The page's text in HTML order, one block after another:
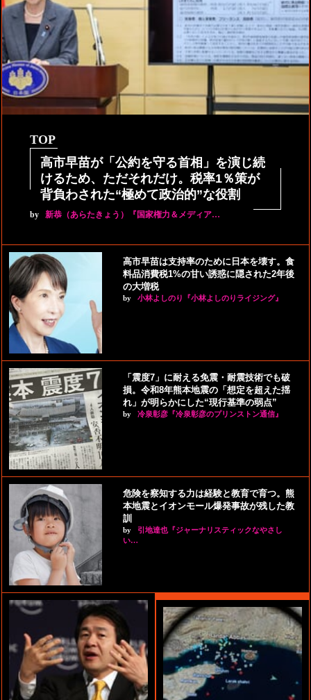
TOP
高市早苗が「公約を守る首相」を演じ続
けるため、ただそれだけ。税率1％策が
背負わされた“極めて政治的”な役割
by 新恭（あらたきょう）『国家権力＆メディア…
高市早苗は支持率のために日本を壊す。食
料品消費税1%の甘い誘惑に隠された2年後
の大増税
by 小林よしのり『小林よしのりライジング』
「震度7」に耐える免震・耐震技術でも破
損。令和8年熊本地震の「想定を超えた揺
れ」が明らかにした“現行基準の弱点”
by 冷泉彰彦『冷泉彰彦のプリンストン通信』
危険を察知する力は経験と教育で育つ。熊
本地震とイオンモール爆発事故が残した教
訓
by
引地達也『ジャーナリスティックなやさし
い…